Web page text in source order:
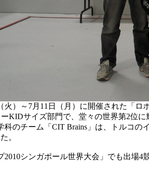
火）～7月11日（月）に開催された「
KIDサイズ部門で、堂々の世界第2位に
のチーム「CIT Brains」は、トルコの
。
シンガポール世界大会」でも出場4